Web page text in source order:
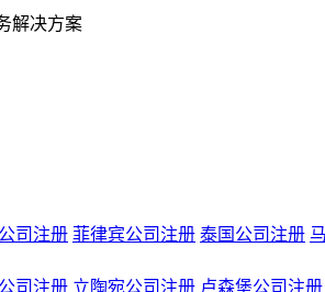
解决方案
司注册 菲律宾公司注册 泰国公司注册
司注册 立陶宛公司注册 卢森堡公司注册